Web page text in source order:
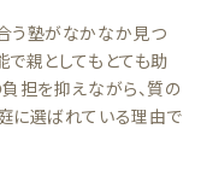
う塾がなかなか見つ
で親としてもとても助
担を抑えながら、質の
に選ばれている理由で